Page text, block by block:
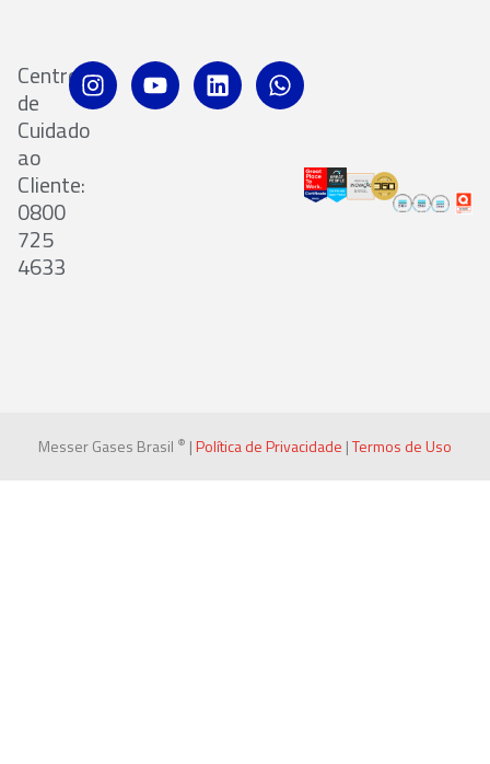
Centro
de
Cuidado
ao
Cliente:
0800
725
4633
Messer Gases Brasil ® |Política de Privacidade |Termos de Uso